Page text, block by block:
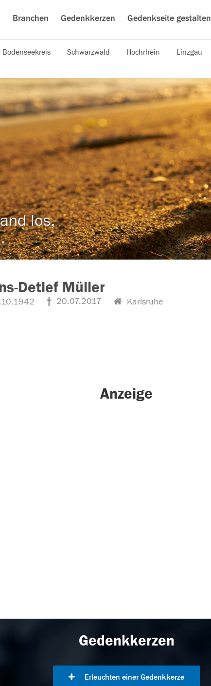
Branchen Gedenkkerzen Gedenkseite gestalten
Bodenseekreis Schwarzwald Hochrhein Linzgau
los,
Detlef Müller
20.07.2017 Karlsruhe
Anzeige
Gedenkkerzen
Erleuchten einer Gedenkkerze